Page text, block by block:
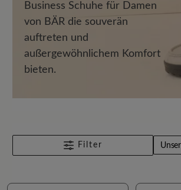
Business Schuhe für Damen
von BÄR die souverän
auftreten und
außergewöhnlichem Komfort
bieten.
Filter